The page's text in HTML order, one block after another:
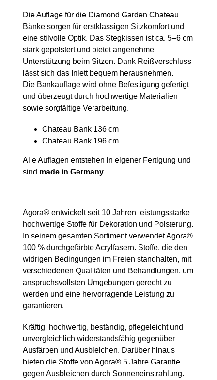
Die Auflage für die Diamond Garden Chateau
Bänke sorgen für erstklassigen Sitzkomfort und
eine stilvolle Optik. Das Stegkissen ist ca. 5–6 cm
stark gepolstert und bietet angenehme
Unterstützung beim Sitzen. Dank Reißverschluss
lässt sich das Inlett bequem herausnehmen.
Die Bankauflage wird ohne Befestigung gefertigt
und überzeugt durch hochwertige Materialien
sowie sorgfältige Verarbeitung.
Chateau Bank 136 cm
Chateau Bank 196 cm
Alle Auflagen entstehen in eigener Fertigung und
sind made in Germany.
Agora® entwickelt seit 10 Jahren leistungsstarke
hochwertige Stoffe für Dekoration und Polsterung.
In seinem gesamten Sortiment verwendet Agora®
100 % durchgefärbte Acrylfasern. Stoffe, die den
widrigen Bedingungen im Freien standhalten, mit
verschiedenen Qualitäten und Behandlungen, um
anspruchsvollsten Umgebungen gerecht zu
werden und eine hervorragende Leistung zu
garantieren.
Kräftig, hochwertig, beständig, pflegeleicht und
unvergleichlich widerstandsfähig gegenüber
Ausfärben und Ausbleichen. Darüber hinaus
bieten die Stoffe von Agora® 5 Jahre Garantie
gegen Ausbleichen durch Sonneneinstrahlung.